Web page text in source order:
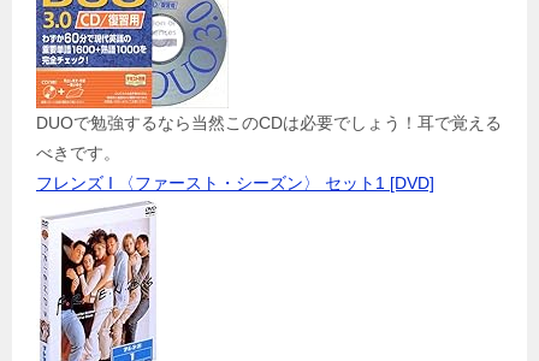
DUOで勉強するなら当然このCDは必要でしょう！耳で覚える
べきです。
フレンズ I 〈ファースト・シーズン〉 セット1 [DVD]